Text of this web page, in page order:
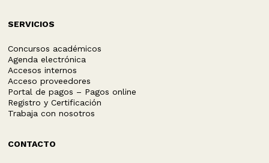
SERVICIOS
Concursos académicos
Agenda electrónica
Accesos internos
Acceso proveedores
Portal de pagos – Pagos online
Registro y Certificación
Trabaja con nosotros
CONTACTO